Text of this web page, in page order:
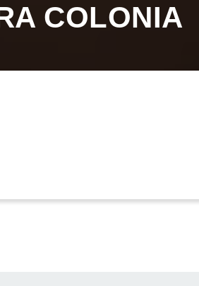
COLONIA